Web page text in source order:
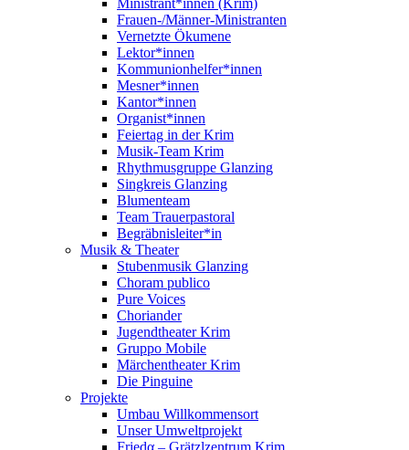
Ministrant*innen (Krim)
Frauen-/Männer-Ministranten
Vernetzte Ökumene
Lektor*innen
Kommunionhelfer*innen
Mesner*innen
Kantor*innen
Organist*innen
Feiertag in der Krim
Musik-Team Krim
Rhythmusgruppe Glanzing
Singkreis Glanzing
Blumenteam
Team Trauerpastoral
Begräbnisleiter*in
Musik & Theater
Stubenmusik Glanzing
Choram publico
Pure Voices
Choriander
Jugendtheater Krim
Gruppo Mobile
Märchentheater Krim
Die Pinguine
Projekte
Umbau Willkommensort
Unser Umweltprojekt
Friedα – Grätzlzentrum Krim